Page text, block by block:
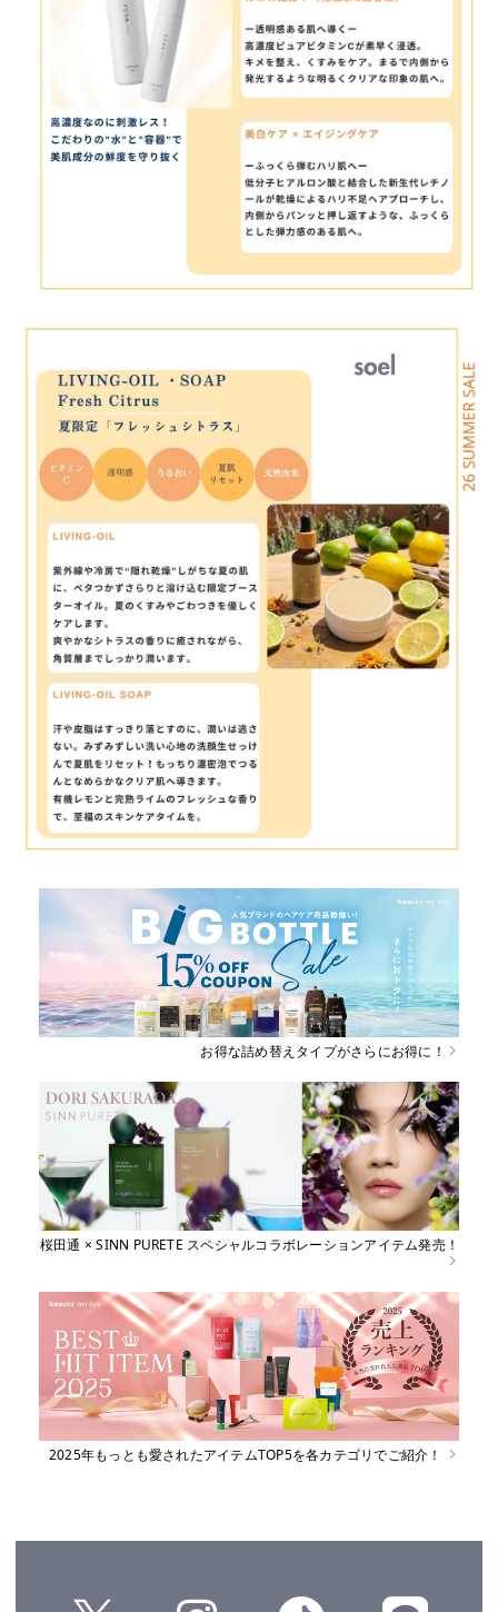
お得な詰め替えタイプがさらにお得に！
桜田通 × SINN PURETE スペシャルコラボレーションアイテム発売！
2025年もっとも愛されたアイテムTOP5を各カテゴリでご紹介！